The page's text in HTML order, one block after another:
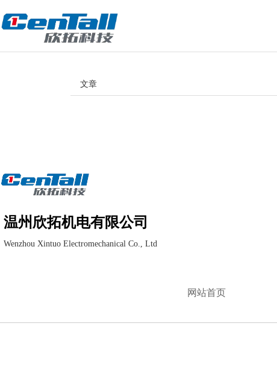
文章
温州欣拓机电有限公司
Wenzhou Xintuo Electromechanical Co., Ltd
网站首页